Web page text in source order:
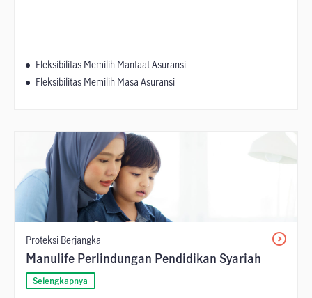
Fleksibilitas Memilih Manfaat Asuransi
Fleksibilitas Memilih Masa Asuransi
Proteksi Berjangka
Manulife Perlindungan Pendidikan Syariah
Selengkapnya